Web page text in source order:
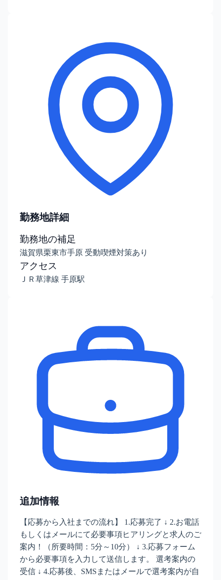
勤務地詳細
勤務地の補足
滋賀県栗東市手原 受動喫煙対策あり
アクセス
ＪＲ草津線 手原駅
追加情報
【応募から入社までの流れ】 1.応募完了 ↓ 2.お電話
もしくはメールにて必要事項ヒアリングと求人のご
案内！（所要時間：5分～10分） ↓ 3.応募フォーム
から必要事項を入力して送信します。 選考案内の
受信 ↓ 4.応募後、SMSまたはメールで選考案内が自